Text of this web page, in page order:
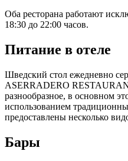
Оба ресторана работают
18:30 до 22:00 часов.
Питание в отеле
Шведский стол ежедневно
ASERRADERO
разнообразное, в основном
использованием
предоставлены несколько
Бары